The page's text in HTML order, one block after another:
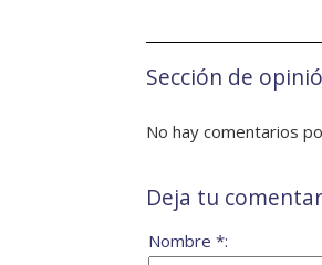
Sección de
No hay comentarios
Deja tu
Nombre *: